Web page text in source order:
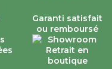
Garanti satisfait
ou remboursé